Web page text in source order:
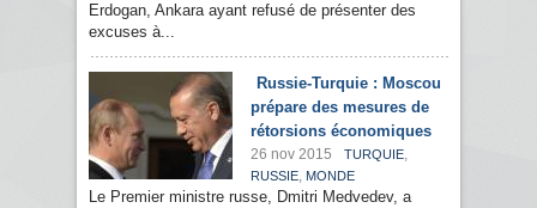
Erdogan, Ankara ayant refusé de présenter des
excuses à...
Russie-Turquie : Moscou
prépare des mesures de
rétorsions économiques
26 nov 2015 TURQUIE,
RUSSIE, MONDE
Le Premier ministre russe, Dmitri Medvedev, a